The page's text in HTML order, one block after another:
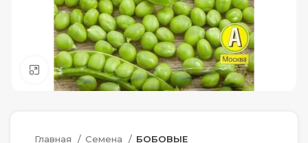
Нажмите, чтобы увеличить
Главная Семена БОБОВЫЕ